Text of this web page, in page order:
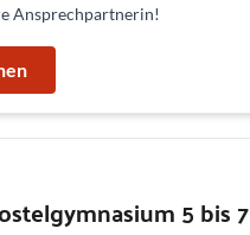
Ansprechpartnerin!
5 bis 7